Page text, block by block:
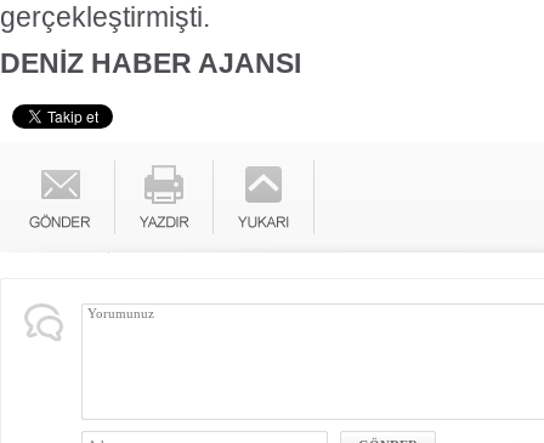
gerçekleştirmişti.
DENİZ HABER AJANSI